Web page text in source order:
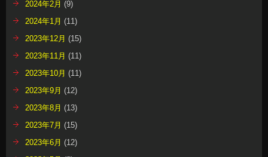
2024年2月 (9)
2024年1月 (11)
2023年12月 (15)
2023年11月 (11)
2023年10月 (11)
2023年9月 (12)
2023年8月 (13)
2023年7月 (15)
2023年6月 (12)